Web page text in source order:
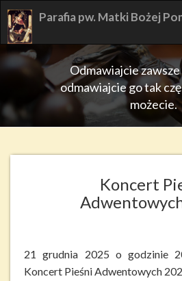
Skip
to
content
Parafia pw. Matki Bożej
Odmawiajcie
odmawiajcie go tak
możecie.
Koncert
21 grudnia 2025 o godzinie
Koncert Pieśni Adwentowych